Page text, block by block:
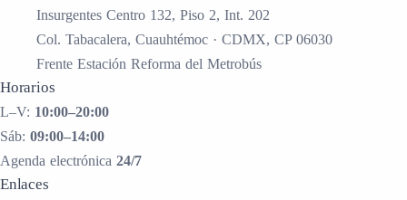
Insurgentes Centro 132, Piso 2, Int. 202
Col. Tabacalera, Cuauhtémoc · CDMX, CP 06030
Frente Estación Reforma del Metrobús
Horarios
L–V: 10:00–20:00
Sáb: 09:00–14:00
Agenda electrónica 24/7
Enlaces